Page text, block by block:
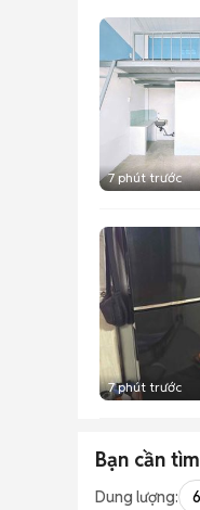
7 phút trước
7 phút trước
Bạn cần tìm
Dung lượng: